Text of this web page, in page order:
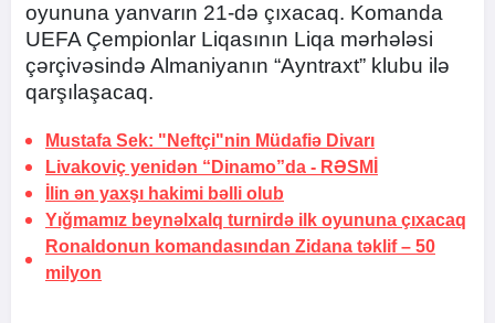
oyununa yanvarın 21-də çıxacaq. Komanda
UEFA Çempionlar Liqasının Liqa mərhələsi
çərçivəsində Almaniyanın “Ayntraxt” klubu ilə
qarşılaşacaq.
Mustafa Sek: "Neftçi"nin Müdafiə Divarı
Livakoviç yenidən “Dinamo”da - RƏSMİ
İlin ən yaxşı hakimi bəlli olub
Yığmamız beynəlxalq turnirdə ilk oyununa çıxacaq
Ronaldonun komandasından Zidana təklif – 50
milyon